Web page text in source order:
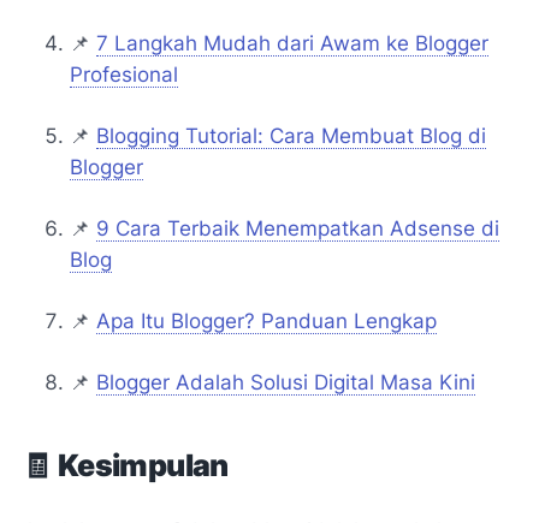
📌 7 Langkah Mudah dari Awam ke Blogger
Profesional
📌 Blogging Tutorial: Cara Membuat Blog di
Blogger
📌 9 Cara Terbaik Menempatkan Adsense di
Blog
📌 Apa Itu Blogger? Panduan Lengkap
📌 Blogger Adalah Solusi Digital Masa Kini
🧾 Kesimpulan